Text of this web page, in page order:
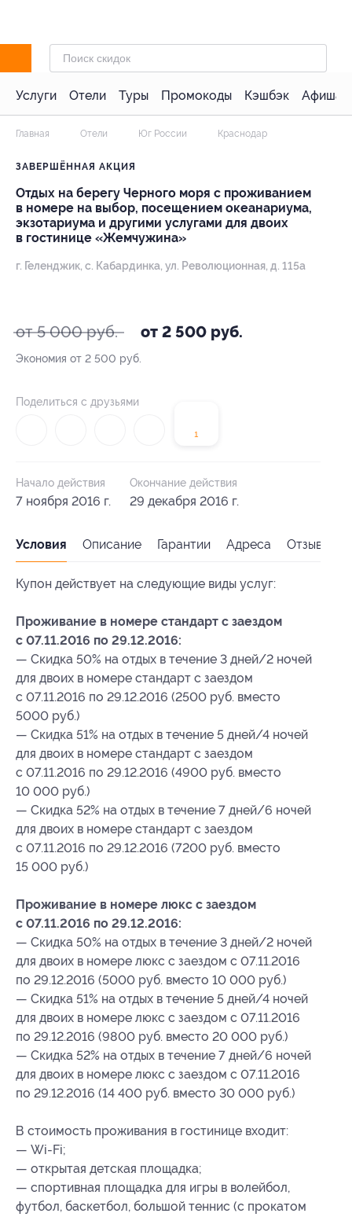
Услуги Отели Туры Промокоды Кэшбэк Афиша
Главная Отели Юг России Краснодар
ЗАВЕРШЁННАЯ АКЦИЯ
Отдых на берегу Черного моря с проживанием
в номере на выбор, посещением океанариума,
экзотариума и другими услугами для двоих
в гостинице «Жемчужина»
г. Геленджик, с. Кабардинка, ул. Революционная, д. 115а
от 5 000 руб. от 2 500 руб.
Экономия от 2 500 руб.
1
Поделиться с друзьями
Начало действия
7 ноября 2016 г.
Окончание действия
29 декабря 2016 г.
Условия Описание Гарантии Адреса Отзывы
Купон действует на следующие виды услуг:
Проживание в номере стандарт с заездом
с 07.11.2016 по 29.12.2016:
— Скидка 50% на отдых в течение 3 дней/2 ночей
для двоих в номере стандарт с заездом
с 07.11.2016 по 29.12.2016 (2500 руб. вместо
5000 руб.)
— Скидка 51% на отдых в течение 5 дней/4 ночей
для двоих в номере стандарт с заездом
с 07.11.2016 по 29.12.2016 (4900 руб. вместо
10 000 руб.)
— Скидка 52% на отдых в течение 7 дней/6 ночей
для двоих в номере стандарт с заездом
с 07.11.2016 по 29.12.2016 (7200 руб. вместо
15 000 руб.)
Проживание в номере люкс с заездом
с 07.11.2016 по 29.12.2016:
— Скидка 50% на отдых в течение 3 дней/2 ночей
для двоих в номере люкс с заездом с 07.11.2016
по 29.12.2016 (5000 руб. вместо 10 000 руб.)
— Скидка 51% на отдых в течение 5 дней/4 ночей
для двоих в номере люкс с заездом с 07.11.2016
по 29.12.2016 (9800 руб. вместо 20 000 руб.)
— Скидка 52% на отдых в течение 7 дней/6 ночей
для двоих в номере люкс с заездом с 07.11.2016
по 29.12.2016 (14 400 руб. вместо 30 000 руб.)
В стоимость проживания в гостинице входит:
— Wi-Fi;
— открытая детская площадка;
— спортивная площадка для игры в волейбол,
футбол, баскетбол, большой теннис (с прокатом